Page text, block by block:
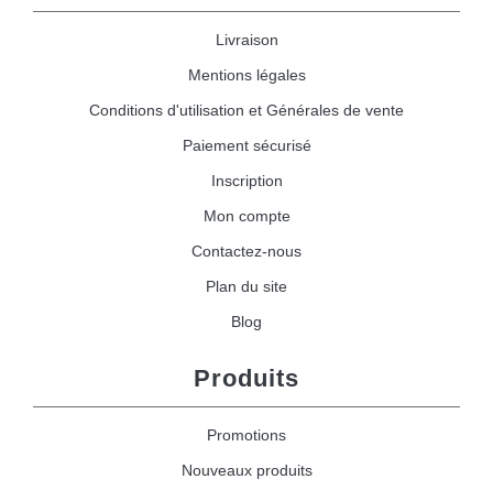
Livraison
Mentions légales
Conditions d'utilisation et Générales de vente
Paiement sécurisé
Inscription
Mon compte
Contactez-nous
Plan du site
Blog
Produits
Promotions
Nouveaux produits